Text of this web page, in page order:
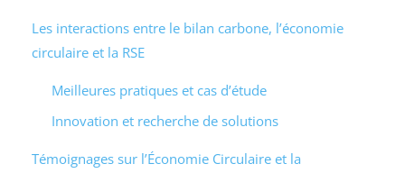
Les interactions entre le bilan carbone, l’économie
circulaire et la RSE
Meilleures pratiques et cas d’étude
Innovation et recherche de solutions
Témoignages sur l’Économie Circulaire et la